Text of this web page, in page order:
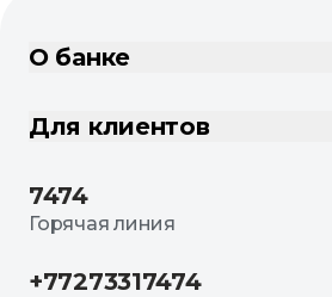
О банке
Для клиентов
7474
Горячая линия
+77273317474